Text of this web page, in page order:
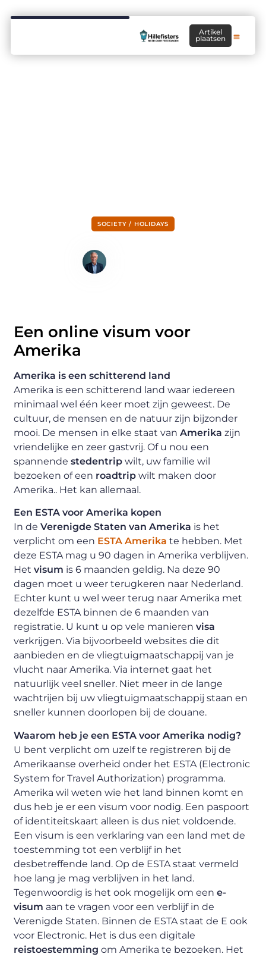
Artikel
plaatsen
SOCIETY / HOLIDAYS
Een online visum voor
Amerika
Amerika is een schitterend land
Amerika is een schitterend land waar iedereen
minimaal wel één keer moet zijn geweest. De
cultuur, de mensen en de natuur zijn bijzonder
mooi. De mensen in elke staat vanAmerika zijn
vriendelijke en zeer gastvrij. Of u nou een
spannendestedentrip wilt, uw familie wil
bezoeken of een roadtrip wilt maken door
Amerika.. Het kan allemaal.
Een ESTA voor Amerika kopen
In deVerenigde Staten van Amerika is het
verplicht om een ESTA Amerika te hebben. Met
deze ESTA mag u 90 dagen in Amerika verblijven.
Hetvisum is 6 maanden geldig. Na deze 90
dagen moet u weer terugkeren naar Nederland.
Echter kunt u wel weer terug naar Amerika met
dezelfde ESTA binnen de 6 maanden van
registratie. U kunt u op vele manierenvisa
verkrijgen. Via bijvoorbeeld websites die dit
aanbieden en de vliegtuigmaatschappij van je
vlucht naar Amerika. Via internet gaat het
natuurlijk veel sneller. Niet meer in de lange
wachtrijen bij uw vliegtuigmaatschappij staan en
sneller kunnen doorlopen bij de douane.
Waarom heb je een ESTA voor Amerika nodig?
U bent verplicht om uzelf te registreren bij de
Amerikaanse overheid onder het ESTA (Electronic
System for Travel Authorization) programma.
Amerika wil weten wie het land binnen komt en
dus heb je er een visum voor nodig. Een paspoort
of identiteitskaart alleen is dus niet voldoende.
Een visum is een verklaring van een land met de
toestemming tot een verblijf in het
desbetreffende land. Op de ESTA staat vermeld
hoe lang je mag verblijven in het land.
Tegenwoordig is het ook mogelijk om eene-
visum aan te vragen voor een verblijf in de
Verenigde Staten. Binnen de ESTA staat de E ook
voor Electronic. Het is dus een digitale
reistoestemming om Amerika te bezoeken. Het